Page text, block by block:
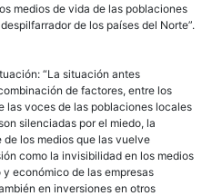
medios de vida de las poblaciones
de los países del Norte”.
“La situación antes
de factores, entre los
las voces de las poblaciones locales
silenciadas por el miedo, la
los medios que las vuelve
como la invisibilidad en los medios
económico de las empresas
en inversiones en otros